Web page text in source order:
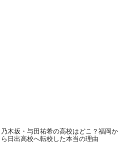
乃木坂・与田祐希の高校はどこ？福岡か
ら日出高校へ転校した本当の理由